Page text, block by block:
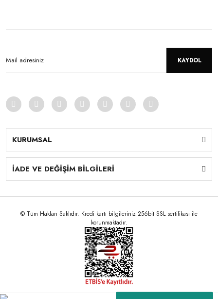
KAYDOL
KURUMSAL
İADE VE DEĞİŞİM BİLGİLERİ
© Tüm Hakları Saklıdır. Kredi kartı bilgileriniz 256bit SSL sertifikası ile
korunmaktadır.